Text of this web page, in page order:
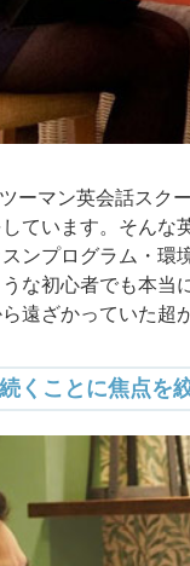
ーマン英会話スク
ています。そんな
ンプログラム・環
な初心者でも本当
遠ざかっていた超
くことに焦点を